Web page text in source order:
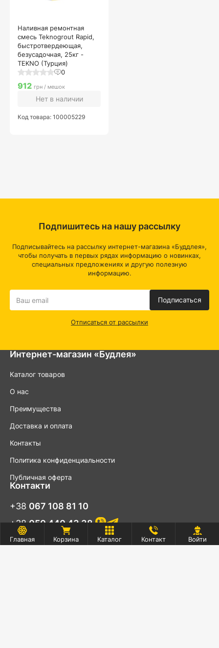
Наливная ремонтная
смесь Teknogrout Rapid,
быстротвердеющая,
безусадочная, 25кг -
TEKNO (Турция)
0
912 грн / мешок
Нет в наличии
Код товара: 100005229
Интернет-магазин «Будлея»
Каталог товаров
О нас
Преимущества
Доставка и оплата
Контакты
Политика конфиденциальности
Публичная оферта
Контакти
+38 067 108 81 10
+38050 440 43 38
+38093 997 48 78
Подпишитесь на нашу рассылку
Подписывайтесь на рассылку интернет-магазина «Буддлея»,
чтобы получать в первых рядах информацию о новинках,
специальных предложениях и другую полезную
информацию.
Подписаться
Отписаться от рассылки
Главная Корзина Каталог Контакт Войти